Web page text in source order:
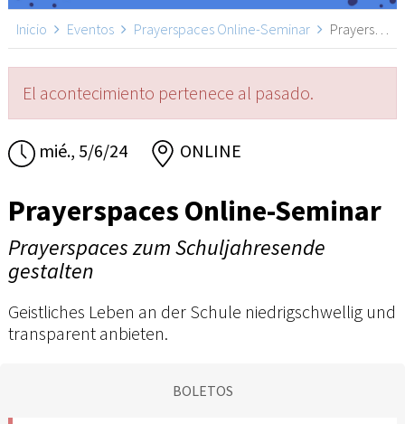
Inicio Eventos Prayerspaces Online-Seminar Prayerspaces Online-Seminar, ONLINE
El acontecimiento pertenece al pasado.
mié., 5/6/24 ONLINE
Prayerspaces Online-Seminar
Prayerspaces zum Schuljahresende
gestalten
Geistliches Leben an der Schule niedrigschwellig und
transparent anbieten.
BOLETOS